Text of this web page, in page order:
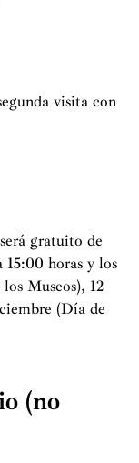
visita con
gratuito de
15:00 horas y los
Museos), 12
(Día de
(no